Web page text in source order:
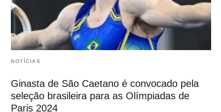
NOTÍCIAS
Ginasta de São Caetano é convocado pela
seleção brasileira para as Olímpiadas de
Paris 2024